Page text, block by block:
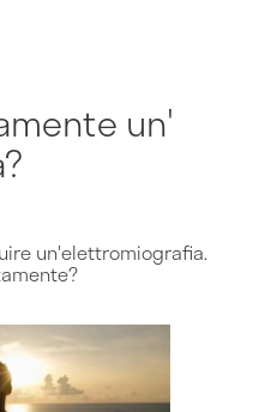
un'
un'elettromiografia.